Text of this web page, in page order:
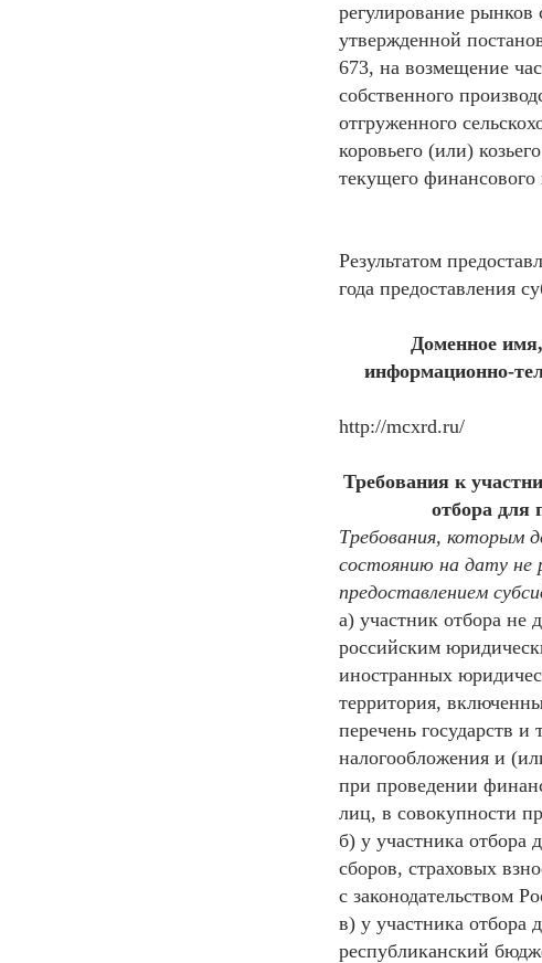
регулирование рынков
утвержденной
673, на возмещение
собственного
отгруженного
коровьего (или)
текущего финансового
Результатом
года предоставления
Доменное
информационно-
http://mcxrd.ru/
Требования к
отбора для
Требования, которым
состоянию на дату не
предоставлением
а) участник отбора не
российским
иностранных
территория,
перечень государств
налогообложения и
при проведении
лиц, в совокупности
б) у участника отбора
сборов, страховых
с законодательством
в) у участника отбора
республиканский